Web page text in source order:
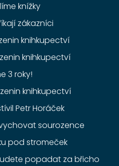
knížky
zákazníci
knihkupectví
knihkupectví
3 roky!
knihkupectví
Petr Horáček
sourozence
pod stromeček
popadat za břicho